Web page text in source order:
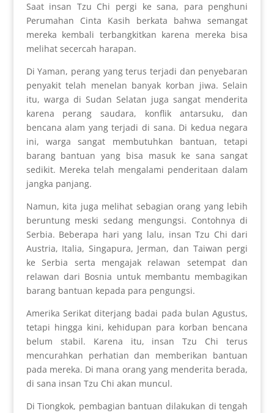
Saat insan Tzu Chi pergi ke sana, para penghuni
Perumahan Cinta Kasih berkata bahwa semangat
mereka kembali terbangkitkan karena mereka bisa
melihat secercah harapan.
Di Yaman, perang yang terus terjadi dan penyebaran
penyakit telah menelan banyak korban jiwa. Selain
itu, warga di Sudan Selatan juga sangat menderita
karena perang saudara, konflik antarsuku, dan
bencana alam yang terjadi di sana. Di kedua negara
ini, warga sangat membutuhkan bantuan, tetapi
barang bantuan yang bisa masuk ke sana sangat
sedikit. Mereka telah mengalami penderitaan dalam
jangka panjang.
Namun, kita juga melihat sebagian orang yang lebih
beruntung meski sedang mengungsi. Contohnya di
Serbia. Beberapa hari yang lalu, insan Tzu Chi dari
Austria, Italia, Singapura, Jerman, dan Taiwan pergi
ke Serbia serta mengajak relawan setempat dan
relawan dari Bosnia untuk membantu membagikan
barang bantuan kepada para pengungsi.
Amerika Serikat diterjang badai pada bulan Agustus,
tetapi hingga kini, kehidupan para korban bencana
belum stabil. Karena itu, insan Tzu Chi terus
mencurahkan perhatian dan memberikan bantuan
pada mereka. Di mana orang yang menderita berada,
di sana insan Tzu Chi akan muncul.
Di Tiongkok, pembagian bantuan dilakukan di tengah